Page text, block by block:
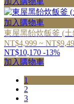
加入購物車
東屋黑飴炊飯釜 (土
NT$4,999 ~
NT$10,170 -13%
加入購物車
1
2
3